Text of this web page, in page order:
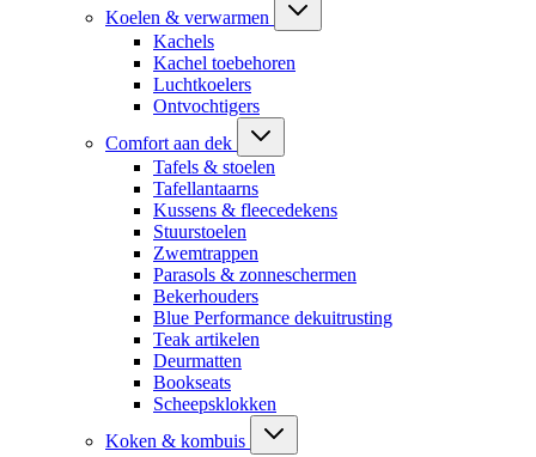
Koelen & verwarmen
Kachels
Kachel toebehoren
Luchtkoelers
Ontvochtigers
Comfort aan dek
Tafels & stoelen
Tafellantaarns
Kussens & fleecedekens
Stuurstoelen
Zwemtrappen
Parasols & zonneschermen
Bekerhouders
Blue Performance dekuitrusting
Teak artikelen
Deurmatten
Bookseats
Scheepsklokken
Koken & kombuis